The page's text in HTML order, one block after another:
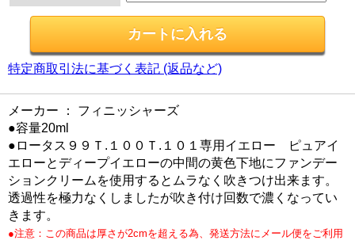
特定商取引法に基づく表記 (返品など)
メーカー ： フィニッシャーズ
●容量20ml
●ロータス９９Ｔ.１００Ｔ.１０１専用イエロー ピュアイ
エローとディープイエローの中間の黄色下地にファンデー
ションクリームを使用するとムラなく吹きつけ出来ます。
透過性を極力なくしましたが吹き付け回数で濃くなってい
きます。
●注意：この商品は厚さが2cmを超える為、発送方法にメール便をご利用